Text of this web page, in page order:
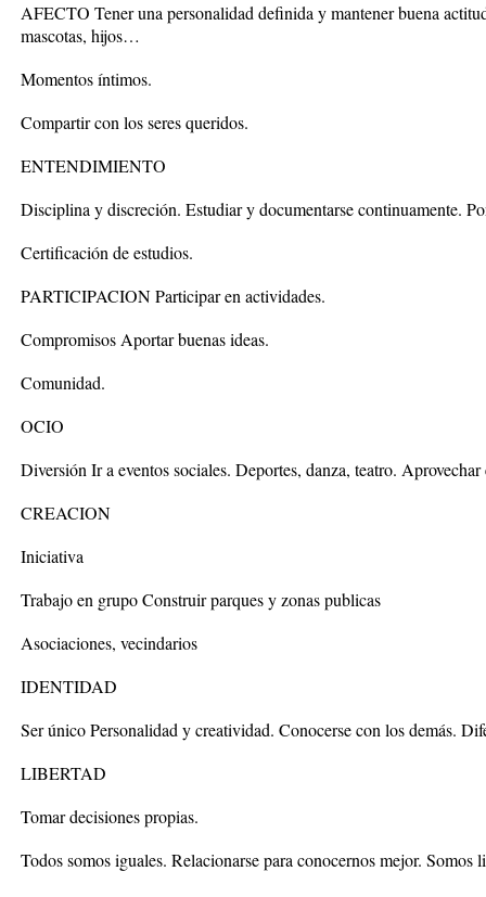
AFECTO Tener una personalidad definida y mantener buena
mascotas, hijos…
Momentos íntimos.
Compartir con los seres queridos.
ENTENDIMIENTO
Disciplina y discreción. Estudiar y documentarse continuamente.
Certificación de estudios.
PARTICIPACION Participar en actividades.
Compromisos Aportar buenas ideas.
Comunidad.
OCIO
Diversión Ir a eventos sociales. Deportes, danza, teatro.
CREACION
Iniciativa
Trabajo en grupo Construir parques y zonas publicas
Asociaciones, vecindarios
IDENTIDAD
Ser único Personalidad y creatividad. Conocerse con los demás.
LIBERTAD
Tomar decisiones propias.
Todos somos iguales. Relacionarse para conocernos mejor. Somos